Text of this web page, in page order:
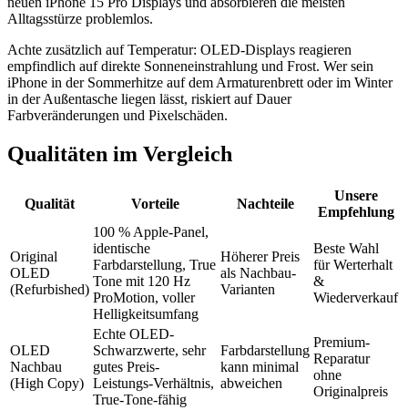
Alltagsstürze problemlos.
Achte zusätzlich auf Temperatur: OLED-Displays reagieren
empfindlich auf direkte Sonneneinstrahlung und Frost. Wer sein
iPhone in der Sommerhitze auf dem Armaturenbrett oder im Winter
in der Außentasche liegen lässt, riskiert auf Dauer
Farbveränderungen und Pixelschäden.
Qualitäten im Vergleich
Qualität Vorteile Nachteile
Unsere
Empfehlung
Original
OLED
(Refurbished)
100 % Apple-Panel,
identische
Farbdarstellung, True
Tone mit 120 Hz
ProMotion, voller
Helligkeitsumfang
Höherer Preis
als Nachbau-
Varianten
Beste Wahl
für Werterhalt
&
Wiederverkauf
OLED
Nachbau
(High Copy)
Echte OLED-
Schwarzwerte, sehr
gutes Preis-
Leistungs-Verhältnis,
True-Tone-fähig
Farbdarstellung
kann minimal
abweichen
Premium-
Reparatur
ohne
Originalpreis